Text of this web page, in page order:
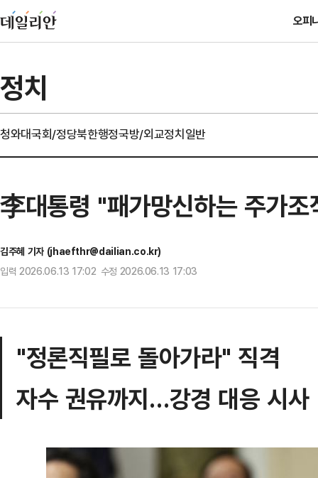
오피
정치
청와대국회/정당북한행정국방/외교정치일반
李대통령 "패가망신하는 주가
김주혜 기자 (jhaefthr@dailian.co.kr)
입력 2026.06.13 17:02 수정 2026.06.13 17:03
"정론직필로 돌아가라" 직격
자수 권유까지…강경 대응 시사